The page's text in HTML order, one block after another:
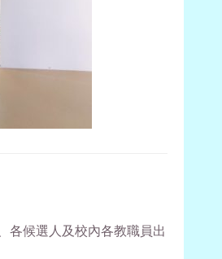
各候選人及校內各教職員出